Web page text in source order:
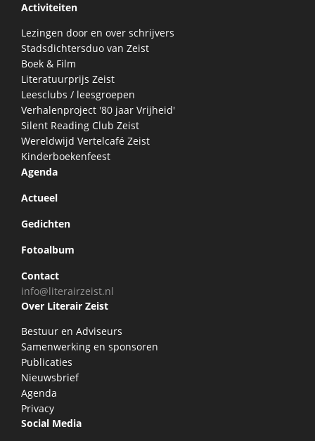
Activiteiten
Lezingen door en over schrijvers
Stadsdichtersduo van Zeist
Boek & Film
Literatuurprijs Zeist
Leesclubs / leesgroepen
Verhalenproject '80 jaar Vrijheid'
Silent Reading Club Zeist
Wereldwijd Vertelcafé Zeist
Kinderboekenfeest
Agenda
Actueel
Gedichten
Fotoalbum
Contact
info@literairzeist.nl
Over Literair Zeist
Bestuur en Adviseurs
Samenwerking en sponsoren
Publicaties
Nieuwsbrief
Agenda
Privacy
Social Media